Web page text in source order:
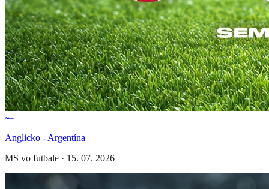
Anglicko - Argentína
MS vo futbale · 15. 07. 2026